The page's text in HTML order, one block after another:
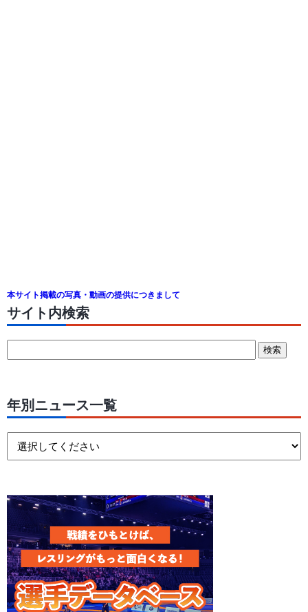
本サイト掲載の写真・動画の提供につきまして
サイト内検索
年別ニュース一覧